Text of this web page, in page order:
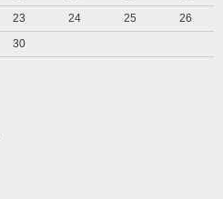
23 24 25
26
30